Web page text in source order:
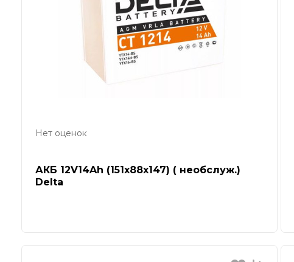
Нет оценок
АКБ 12V14Ah (151х88х147) ( необслуж.)
Delta